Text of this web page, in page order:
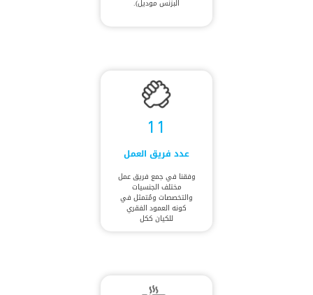
البزنس موديل).
11
عدد فريق العمل
وفقنا في جمع فريق عمل
مختلف الجنسيات
والتخصصات ومُتمثل في
كونه العمود الفقري
للكيان ككل